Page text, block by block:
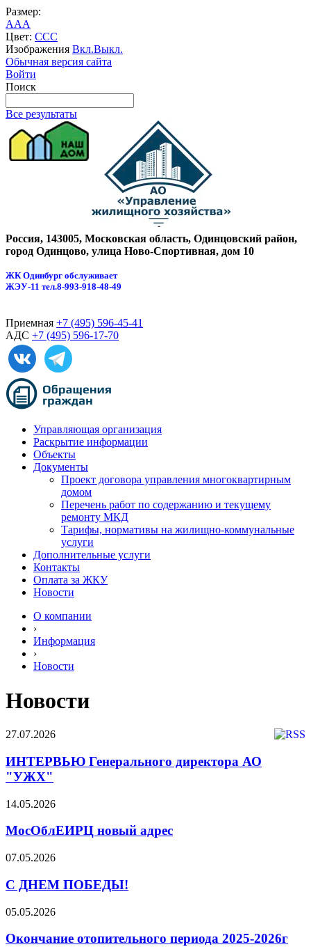
Размер:
AAA
Цвет: CCC
Изображения Вкл.Выкл.
Обычная версия сайта
Войти
Поиск
Все результаты
Россия, 143005, Московская область, Одинцовский район,
город Одинцово, улица Ново-Спортивная, дом 10
ЖК Одинбург обслуживает
ЖЭУ-11 тел.8-993-918-48-49
Приемная +7 (495) 596-45-41
АДС +7 (495) 596-17-70
Управляющая организация
Раскрытие информации
Объекты
Документы
Проект договора управления многоквартирным
домом
Перечень работ по содержанию и текущему
ремонту МКД
Тарифы, нормативы на жилищно-коммунальные
услуги
Дополнительные услуги
Контакты
Оплата за ЖКУ
Новости
О компании
›
Информация
›
Новости
Новости
27.07.2026
ИНТЕРВЬЮ Генерального директора АО
"УЖХ"
14.05.2026
МосОблЕИРЦ новый адрес
07.05.2026
С ДНЕМ ПОБЕДЫ!
05.05.2026
Окончание отопительного периода 2025-2026г